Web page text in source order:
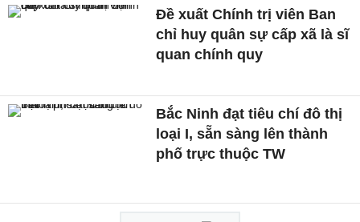
Đề xuất Chính trị viên Ban
chỉ huy quân sự cấp xã là sĩ
quan chính quy
Bắc Ninh đạt tiêu chí đô thị
loại I, sẵn sàng lên thành
phố trực thuộc TW